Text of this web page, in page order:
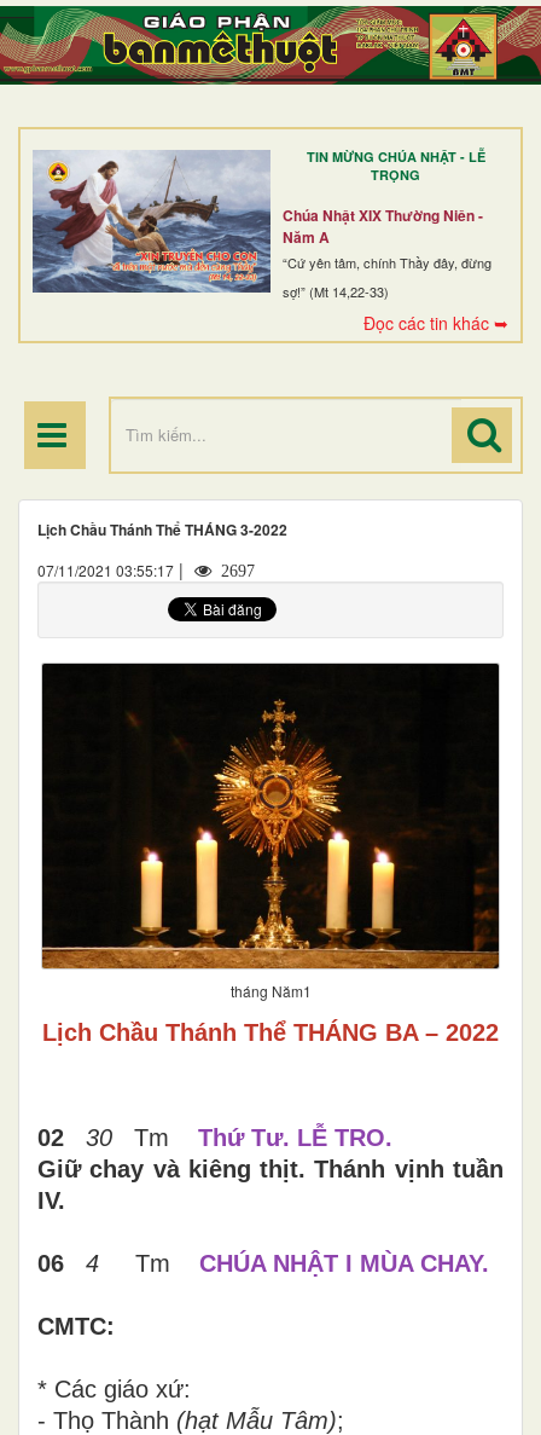
TIN MỪNG CHÚA NHẬT - LỄ
TRỌNG
Chúa Nhật XIX Thường Niên -
Năm A
“Cứ yên tâm, chính Thầy đây, đừng
sợ!” (Mt 14,22-33)
Đọc các tin khác ➥
TRANG NHẤT
GIỚI THIỆU
DÒNG TU
BAN MỤC VỤ
ĐOÀN THỂ CG
Lịch Chầu Thánh Thể THÁNG 3-2022
07/11/2021 03:55:17 | 2697
tháng Năm1
Lịch Chầu Thánh Thể THÁNG BA – 2022
02 30 Tm Thứ Tư. LỄ TRO.
Giữ chay và kiêng thịt. Thánh vịnh tuần
IV.
06 4 Tm CHÚA NHẬT I MÙA CHAY.
CMTC:
* Các giáo xứ:
- Thọ Thành (hạt Mẫu Tâm);